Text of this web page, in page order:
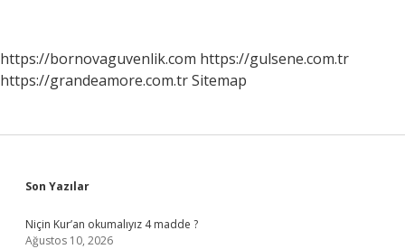
https://bornovaguvenlik.com https://gulsene.com.tr
https://grandeamore.com.trSitemap
Sidebar
Son Yazılar
Niçin Kur’an okumalıyız 4 madde ?
Ağustos 10, 2026